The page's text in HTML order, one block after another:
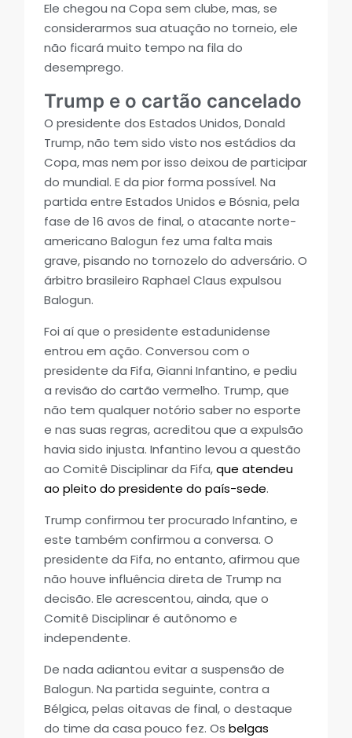
Ele chegou na Copa sem clube, mas, se
considerarmos sua atuação no torneio, ele
não ficará muito tempo na fila do
desemprego.
Trump e o cartão cancelado
O presidente dos Estados Unidos, Donald
Trump, não tem sido visto nos estádios da
Copa, mas nem por isso deixou de participar
do mundial. E da pior forma possível. Na
partida entre Estados Unidos e Bósnia, pela
fase de 16 avos de final, o atacante norte-
americano Balogun fez uma falta mais
grave, pisando no tornozelo do adversário. O
árbitro brasileiro Raphael Claus expulsou
Balogun.
Foi aí que o presidente estadunidense
entrou em ação. Conversou com o
presidente da Fifa, Gianni Infantino, e pediu
a revisão do cartão vermelho. Trump, que
não tem qualquer notório saber no esporte
e nas suas regras, acreditou que a expulsão
havia sido injusta. Infantino levou a questão
ao Comitê Disciplinar da Fifa,que atendeu
ao pleito do presidente do país-sede.
Trump confirmou ter procurado Infantino, e
este também confirmou a conversa. O
presidente da Fifa, no entanto, afirmou que
não houve influência direta de Trump na
decisão. Ele acrescentou, ainda, que o
Comitê Disciplinar é autônomo e
independente.
De nada adiantou evitar a suspensão de
Balogun. Na partida seguinte, contra a
Bélgica, pelas oitavas de final, o destaque
do time da casa pouco fez. Osbelgas